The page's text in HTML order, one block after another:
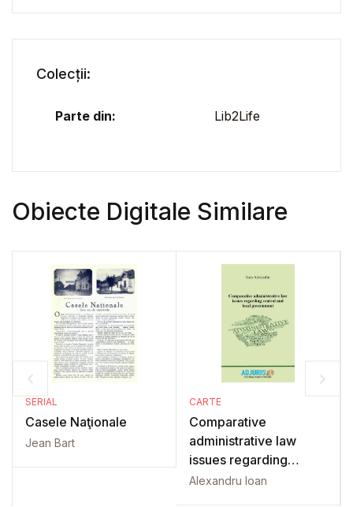
Colecții:
Parte din: Lib2Life
Obiecte Digitale Similare
SERIAL
Casele Naţionale
Jean Bart
CARTE
Comparative
administrative law
issues regarding
central and local
Alexandru Ioan